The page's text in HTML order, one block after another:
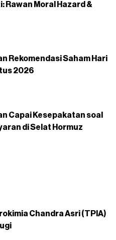
Rawan Moral Hazard &
Rekomendasi Saham Hari
2026
Capai Kesepakatan soal
di Selat Hormuz
Chandra Asri (TPIA)